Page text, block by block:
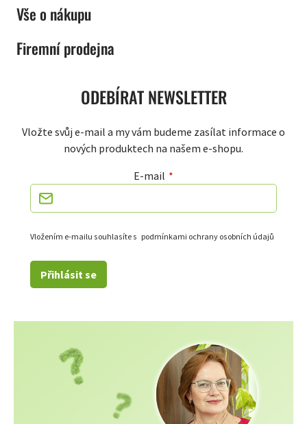
Vše o nákupu
Firemní prodejna
ODEBÍRAT NEWSLETTER
Vložte svůj e-mail a my vám budeme zasílat informace o
nových produktech na našem e-shopu.
E-mail
Vložením e-mailu souhlasíte s podmínkami ochrany osobních údajů
Přihlásit se